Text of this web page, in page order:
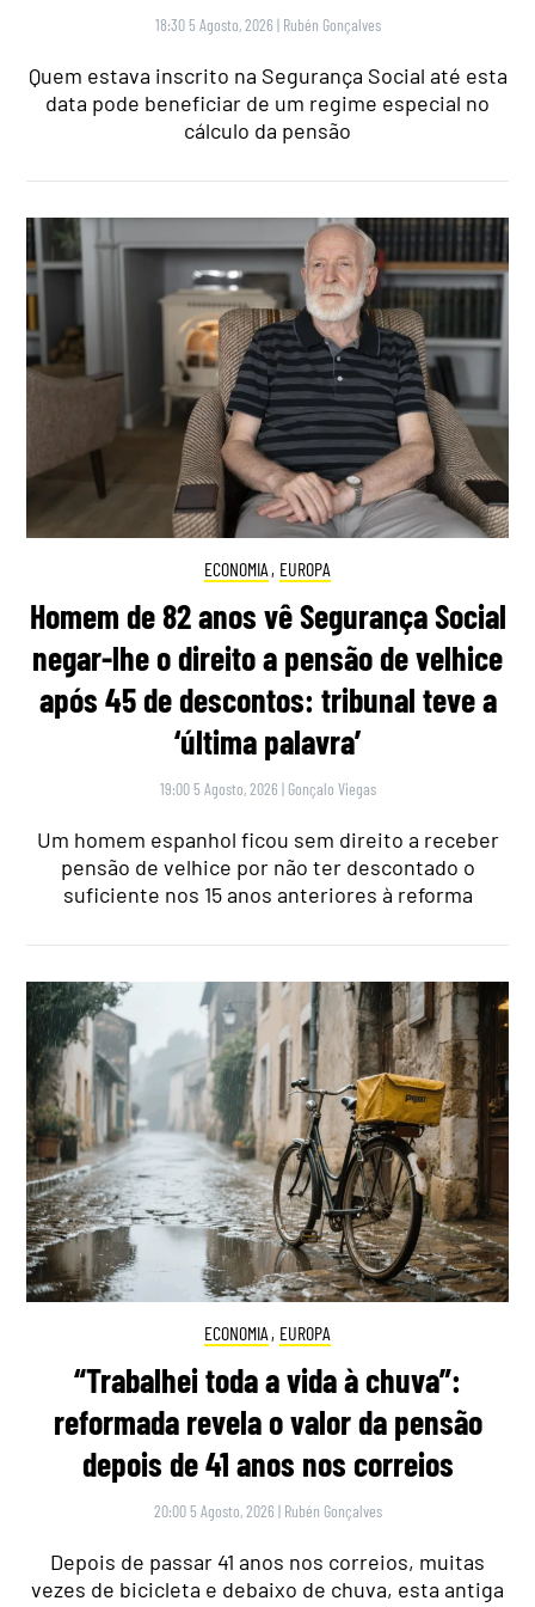
18:30 5 Agosto, 2026 | Rubén Gonçalves
Quem estava inscrito na Segurança Social até esta
data pode beneficiar de um regime especial no
cálculo da pensão
ECONOMIA , EUROPA
Homem de 82 anos vê Segurança Social
negar-lhe o direito a pensão de velhice
após 45 de descontos: tribunal teve a
‘última palavra’
19:00 5 Agosto, 2026 | Gonçalo Viegas
Um homem espanhol ficou sem direito a receber
pensão de velhice por não ter descontado o
suficiente nos 15 anos anteriores à reforma
ECONOMIA , EUROPA
“Trabalhei toda a vida à chuva”:
reformada revela o valor da pensão
depois de 41 anos nos correios
20:00 5 Agosto, 2026 | Rubén Gonçalves
Depois de passar 41 anos nos correios, muitas
vezes de bicicleta e debaixo de chuva, esta antiga